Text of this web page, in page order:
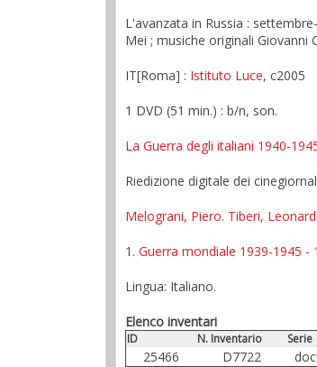
L'avanzata in Russia :
Mei ; musiche originali Giovanni
IT[Roma] : Istituto Luce, c2005
1 DVD (51 min.) : b/n, son.
La Guerra degli italiani 1940-
Riedizione digitale dei
Melograni, Piero. Tiberi,
1. Guerra mondiale 1939-1945 -
Lingua: Italiano.
Elenco inventari
ID N. Inventario Serie
25466 D7722